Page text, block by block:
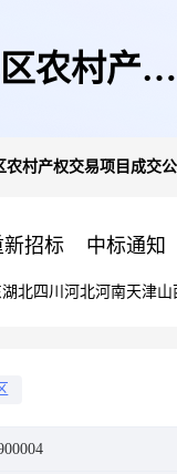
农村产权
农村产权交易项目成交
新招标 中标通知
湖北四川 河北河南天津山